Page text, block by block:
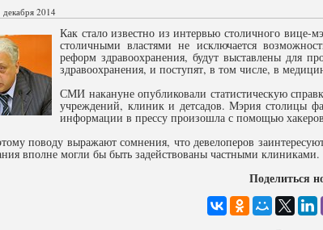
2014
Как стало известно из интервью столичного вице-
столичными властями не исключается
реформ здравоохранения, будут выставлены для
здравоохранения, и поступят, в том числе, в
СМИ накануне опубликовали статистическую
учреждений, клиник и детсадов. Мэрия столицы
информации в прессу произошла с помощью
поводу выражают сомнения, что девелоперов
вполне могли бы быть задействованы частными клиниками.
Поделиться